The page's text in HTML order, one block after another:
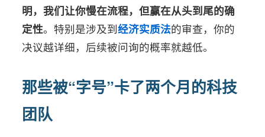
明，我们让你慢在流程，但赢在从头到尾的确
定性。特别是涉及到经济实质法的审查，你的
决议越详细，后续被问询的概率就越低。
那些被“字号”卡了两个月的科技
团队